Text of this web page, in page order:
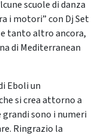
scuole di danza
i motori” con Dj Set
e tanto altro ancora,
di Mediterranean
Eboli un
si crea attorno a
grandi sono i numeri
Ringrazio la